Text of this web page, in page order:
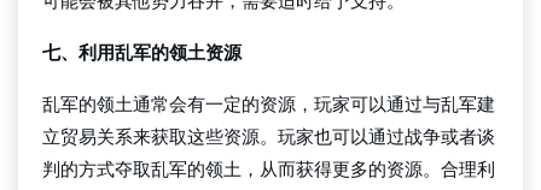
七、利用乱军的领土资源
乱军的领土通常会有一定的资源，玩家可以通过与乱军建
立贸易关系来获取这些资源。玩家也可以通过战争或者谈
判的方式夺取乱军的领土，从而获得更多的资源。合理利